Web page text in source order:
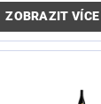
ZOBRAZIT VÍCE